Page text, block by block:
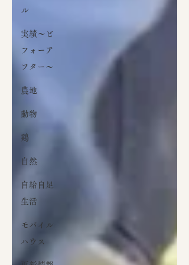
ル
実績～ビ
フォーア
フター～
農地
動物
鶏
自然
自給自足
生活
モバイル
ハウス